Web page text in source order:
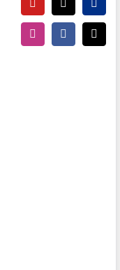
YouTubeTiktokPayPal
InstagramFacebook
E-
Mail